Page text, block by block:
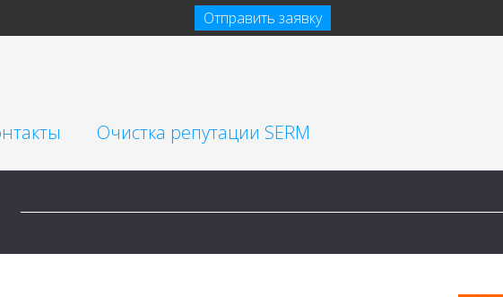
Отправить заявку
Очистка репутации SERM